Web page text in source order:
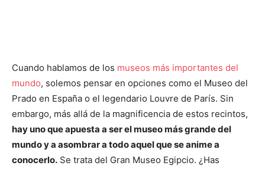
Cuando hablamos de los museos más importantes del
mundo, solemos pensar en opciones como el Museo del
Prado en España o el legendario Louvre de París. Sin
embargo, más allá de la magnificencia de estos recintos,
hay uno que apuesta a ser el museo más grande del
mundo y a asombrar a todo aquel que se anime a
conocerlo. Se trata del Gran Museo Egipcio. ¿Has